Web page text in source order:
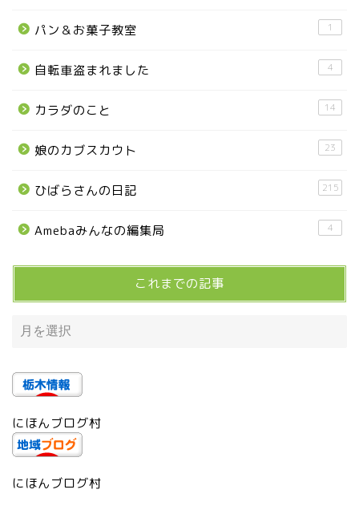
パン＆お菓子教室 1
自転車盗まれました 4
カラダのこと 14
娘のカブスカウト 23
ひばらさんの日記 215
Amebaみんなの編集局 4
これまでの記事
にほんブログ村
にほんブログ村
宇都宮の震災後の様子